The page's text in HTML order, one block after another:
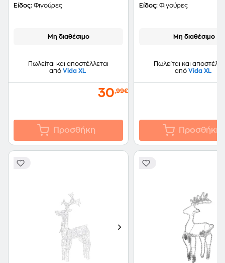
Χιονάνθρωπος από
Είδος: Φιγούρες
Μη διαθέσιμο
Πωλείται και αποστέλλεται
από Vida XL
30,99€
Προσθήκη
από Ύφασμα 120 Led
Είδος: Φιγούρες
Μη διαθέσιμο
Πωλείται και
από Vida XL
Προσθήκη